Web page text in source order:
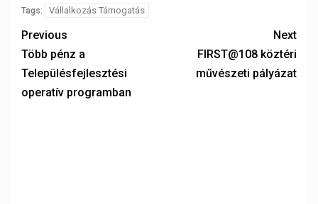
Tags: Vállalkozás Támogatás
Previous
Több pénz a
Településfejlesztési
operatív programban
Next
FIRST@108 köztéri
művészeti pályázat